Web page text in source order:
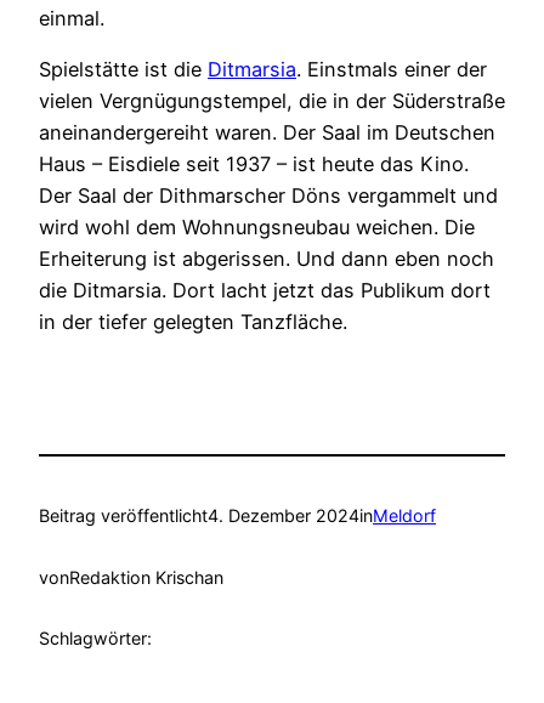
einmal.
Spielstätte ist die Ditmarsia. Einstmals einer der
vielen Vergnügungstempel, die in der Süderstraße
aneinandergereiht waren. Der Saal im Deutschen
Haus – Eisdiele seit 1937 – ist heute das Kino.
Der Saal der Dithmarscher Döns vergammelt und
wird wohl dem Wohnungsneubau weichen. Die
Erheiterung ist abgerissen. Und dann eben noch
die Ditmarsia. Dort lacht jetzt das Publikum dort
in der tiefer gelegten Tanzfläche.
Beitrag veröffentlicht4. Dezember 2024inMeldorf
vonRedaktion Krischan
Schlagwörter: